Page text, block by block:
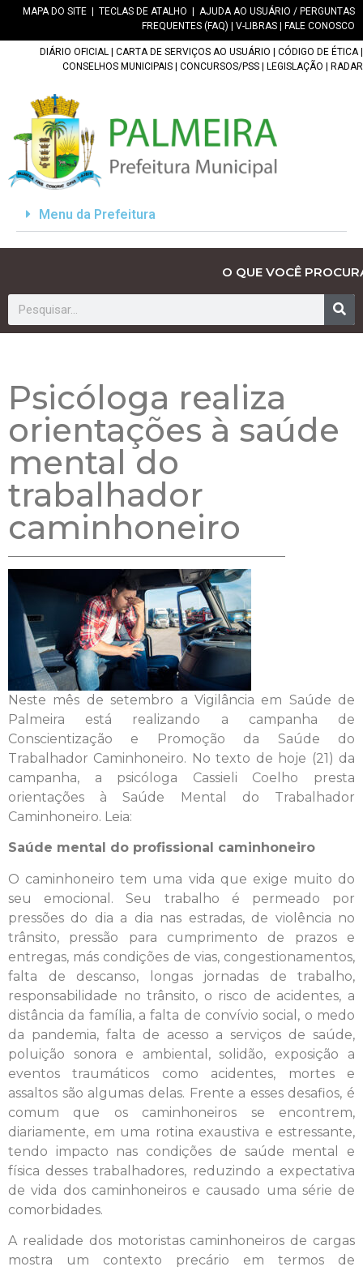
MAPA DO SITE TECLAS DE ATALHO
AJUDA AO USUÁRIO / PERGUNTAS
FREQUENTES (FAQ)
V-LIBRAS FALE CONOSCO
DIÁRIO OFICIAL CARTA DE SERVIÇOS AO USUÁRIO CÓDIGO DE ÉTICA|
CONSELHOS MUNICIPAIS
CONCURSOS/PSS LEGISLAÇÃO RADAR
Menu da Prefeitura
O QUE VOCÊ
Psicóloga realiza
orientações à saúde
mental do
trabalhador
caminhoneiro
Neste mês de setembro a Vigilância em Saúde de
Palmeira está realizando a campanha de
Conscientização e Promoção da Saúde do
Trabalhador Caminhoneiro. No texto de hoje (21) da
campanha, a psicóloga Cassieli Coelho presta
orientações à Saúde Mental do Trabalhador
Caminhoneiro. Leia:
Saúde mental do profissional caminhoneiro
O caminhoneiro tem uma vida que exige muito do
seu emocional. Seu trabalho é permeado por
pressões do dia a dia nas estradas, de violência no
trânsito, pressão para cumprimento de prazos e
entregas, más condições de vias, congestionamentos,
falta de descanso, longas jornadas de trabalho,
responsabilidade no trânsito, o risco de acidentes, a
distância da família, a falta de convívio social, o medo
da pandemia, falta de acesso a serviços de saúde,
poluição sonora e ambiental, solidão, exposição a
eventos traumáticos como acidentes, mortes e
assaltos são algumas delas. Frente a esses desafios, é
comum que os caminhoneiros se encontrem,
diariamente, em uma rotina exaustiva e estressante,
tendo impacto nas condições de saúde mental e
física desses trabalhadores, reduzindo a expectativa
de vida dos caminhoneiros e causado uma série de
comorbidades.
A realidade dos motoristas caminhoneiros de cargas
mostra um contexto precário em termos de